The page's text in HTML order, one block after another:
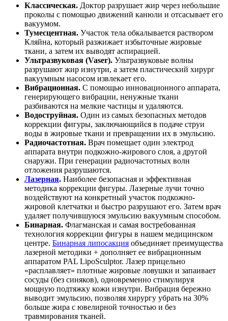
Классическая. Доктор разрушает жир через небольшие
проколы с помощью движений канюли и отсасывает его
вакуумом.
Тумесцентная. Участок тела обкалывается раствором
Кляйна, который разжижает избыточные жировые
ткани, а затем их выводят аспирацией.
Ультразвуковая (Vaser). Ультразвуковые волны
разрушают жир изнутри, а затем пластический хирург
вакуумным насосом извлекает его.
Вибрационная. С помощью инновационного аппарата,
генерирующего вибрации, ненужные ткани
разбиваются на мелкие частицы и удаляются.
Водоструйная. Один из самых безопасных методов
коррекции фигуры, заключающийся в подаче струи
воды в жировые ткани и превращении их в эмульсию.
Радиочастотная. Врач помещает один электрод
аппарата внутри подкожно-жирового слоя, а другой
снаружи. При генерации радиочастотных волн
отложения разрушаются.
Лазерная. Наиболее безопасная и эффективная
методика коррекции фигуры. Лазерные лучи точно
воздействуют на конкретный участок подкожно-
жировой клетчатки и быстро разрушают его. Затем врач
удаляет получившуюся эмульсию вакуумным способом.
Бинарная. Флагманская и самая востребованная
технология коррекции фигуры в нашем медицинском
центре. Бинарная липосакция объединяет преимущества
лазерной методики + дополняет ее вибрационным
аппаратом PAL LipoSculptor. Лазер прицельно
«расплавляет» плотные жировые ловушки и запаивает
сосуды (без синяков), одновременно стимулируя
мощную подтяжку кожи изнутри. Вибрация бережно
выводит эмульсию, позволяя хирургу убрать на 30%
больше жира с ювелирной точностью и без
травмирования тканей.